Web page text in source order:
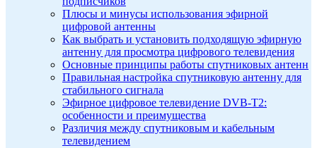
Плюсы и минусы использования эфирной
цифровой антенны
Как выбрать и установить подходящую эфирную
антенну для просмотра цифрового телевидения
Основные принципы работы спутниковых антенн
Правильная настройка спутниковую антенну для
стабильного сигнала
Эфирное цифровое телевидение DVB-T2:
особенности и преимущества
Различия между спутниковым и кабельным
телевидением